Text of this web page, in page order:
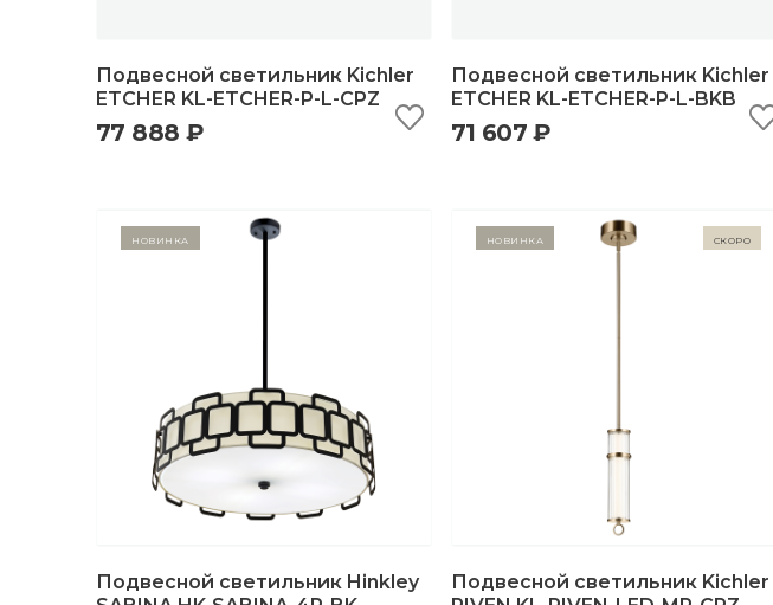
быстрый просмотр
Подвесной светильник Kichler
ETCHER KL-ETCHER-P-L-CPZ
77 888 ₽ быстрый просмотр
Подвесной светильник Kichler
ETCHER KL-ETCHER-P-L-BKB
71 607 ₽
Новинка
Подвесной светильник Hinkley
Новинка Скоро
Подвесной светильник Kichler